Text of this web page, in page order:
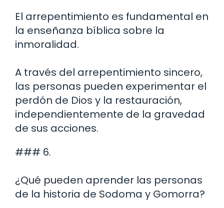
El arrepentimiento es fundamental en
la enseñanza bíblica sobre la
inmoralidad.
A través del arrepentimiento sincero,
las personas pueden experimentar el
perdón de Dios y la restauración,
independientemente de la gravedad
de sus acciones.
### 6.
¿Qué pueden aprender las personas
de la historia de Sodoma y Gomorra?